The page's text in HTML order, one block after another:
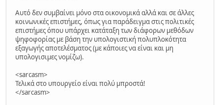
Αυτό δεν συμβαίνει μόνο στα οικονομικά αλλά και σε άλλες
κοινωνικές επιστήμες, όπως για παράδειγμα στις πολιτικές
επιστήμες όπου υπάρχει κατάταξη των διάφορων μεθόδων
ψηφοφορίας με βάση την υπολογιστική πολυπλοκότητα
εξαγωγής αποτελέσματος (με κάποιες να είναι και μη
υπολογισιμες νομίζω).
<sarcasm>
Τελικά στο υπουργείο είναι πολύ μπροστά!
</sarcasm>